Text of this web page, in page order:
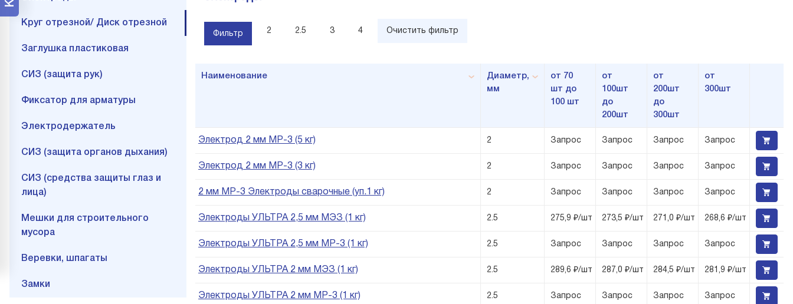
Круг отрезной/ Диск отрезной
Заглушка пластиковая
СИЗ (защита рук)
Фиксатор для арматуры
Электродержатель
СИЗ (защита органов дыхания)
СИЗ (средства защиты глаз и
лица)
Мешки для строительного
мусора
Веревки, шпагаты
Замки
Фильтр 2 2.5 3 4 Очистить фильтр
Наименование
Диаметр,
мм
от 70
шт до
100 шт
от
100шт
до
200шт
от
200шт
до
300шт
от
300шт
Электрод 2 мм МР-3 (5 кг) 2 Запрос Запрос Запрос Запрос
Электрод 2 мм МР-3 (3 кг) 2 Запрос Запрос Запрос Запрос
2 мм МР-3 Электроды сварочные (уп.1 кг) 2 Запрос Запрос Запрос Запрос
Электроды УЛЬТРА 2,5 мм МЭЗ (1 кг) 2.5 275,9 ₽/шт 273,5 ₽/шт 271,0 ₽/шт 268,6 ₽/шт
Электроды УЛЬТРА 2,5 мм МР-3 (1 кг) 2.5 Запрос Запрос Запрос Запрос
Электроды УЛЬТРА 2 мм МЭЗ (1 кг) 2.5 289,6 ₽/шт 287,0 ₽/шт 284,5 ₽/шт 281,9 ₽/шт
Электроды УЛЬТРА 2 мм МР-3 (1 кг) 2.5 Запрос Запрос Запрос Запрос